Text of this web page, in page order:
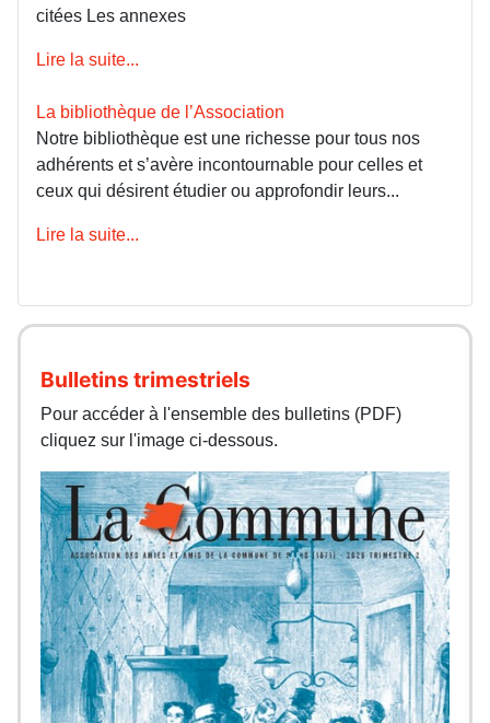
citées Les annexes
Lire la suite...
La bibliothèque de l’Association
Notre bibliothèque est une richesse pour tous nos
adhérents et s’avère incontournable pour celles et
ceux qui désirent étudier ou approfondir leurs...
Lire la suite...
Bulletins trimestriels
Pour accéder à l'ensemble des bulletins (PDF)
cliquez sur l'image ci-dessous.